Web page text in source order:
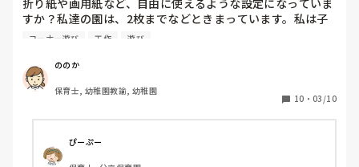
折り紙や画用紙など、自由に使えるような設定になっていま
すか？私達の園は、2枚までなどときまっています。私は子
供の創造力が育たないように思うので制限などいらないと思
にかく飛ぶ飛行機をつくりたい、、2個つくったけど、いま
いちだから、まだ作りたい！でも先生たちは、2枚使ったか
ら終わりーと話しています。私はいつもモヤモヤしていま
コーナー遊び 工作 遊び
ののか
保育士, 幼稚園教諭, 幼稚園
10 ・ 03/10
ぴーぷー